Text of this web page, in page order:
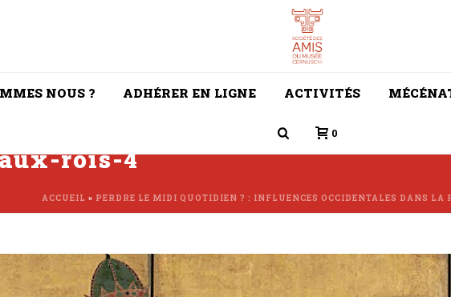
NOUS ? ADHÉRER EN LIGNE ACTIVITÉS
0
rois-4
ACCUEIL » PERDRE LE MIDI QUOTIDIEN ? : INFLUENCES OCCIDENTALES DANS LA